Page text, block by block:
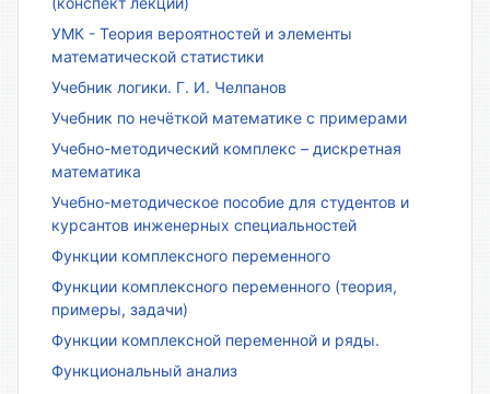
УМК - Теория вероятностей и элементы
математической статистики
Учебник логики. Г. И. Челпанов
Учебник по нечёткой математике с примерами
Учебно-методический комплекс – дискретная
математика
Учебно-методическое пособие для студентов и
курсантов инженерных специальностей
Функции комплексного переменного
Функции комплексного переменного (теория,
примеры, задачи)
Функции комплексной переменной и ряды.
Функциональный анализ